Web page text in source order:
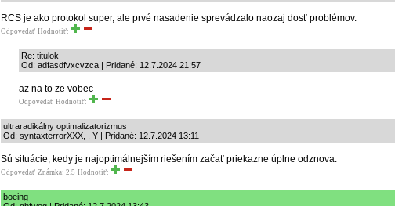
RCS je ako protokol super, ale prvé nasadenie sprevádzalo naozaj dosť problémov.
Odpovedať Hodnotiť:
Re: titulok
Od: adfasdfvxcvzca | Pridané: 12.7.2024 21:57
az na to ze vobec
Odpovedať Hodnotiť:
ultraradikálny optimalizatorizmus
Od: syntaxterrorXXX, . Y | Pridané: 12.7.2024 13:11
Sú situácie, kedy je najoptimálnejším riešením začať priekazne úplne odznova.
Odpovedať Známka: 2.5 Hodnotiť:
boeing